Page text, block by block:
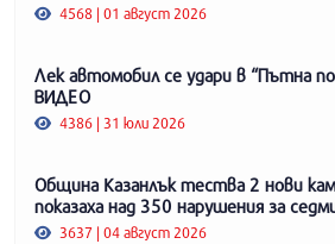
4568 | 01 август 2026
Лек автомобил се удари в “Пътна
ВИДЕО
4386 | 31 юли 2026
Община Казанлък тества 2 нови
показаха над 350 нарушения за
3637 | 04 август 2026